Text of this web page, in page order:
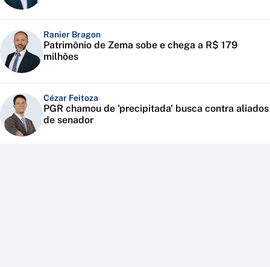
Ranier Bragon
Patrimônio de Zema sobe e chega a R$ 179
milhões
Cézar Feitoza
PGR chamou de 'precipitada' busca contra aliados
de senador